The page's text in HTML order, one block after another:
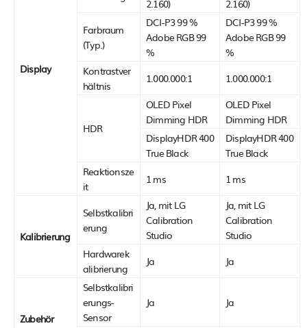
Display
2.160)
2.160)
Farbraum
(Typ.)
DCI-P3 99 %
Adobe RGB 99
%
DCI-P3 99 %
Adobe RGB 99
%
Kontrastver
hältnis
1.000.000:1 1.000.000:1
HDR
OLED Pixel
Dimming HDR
OLED Pixel
Dimming HDR
DisplayHDR 400
True Black
DisplayHDR 400
True Black
Reaktionsze
it
1 ms 1 ms
Kalibrierung
Selbstkalibri
erung
Ja, mit LG
Calibration
Studio
Ja, mit LG
Calibration
Studio
Hardwarek
alibrierung
Ja Ja
Zubehör
Selbstkalibri
erungs-
Sensor
Ja Ja